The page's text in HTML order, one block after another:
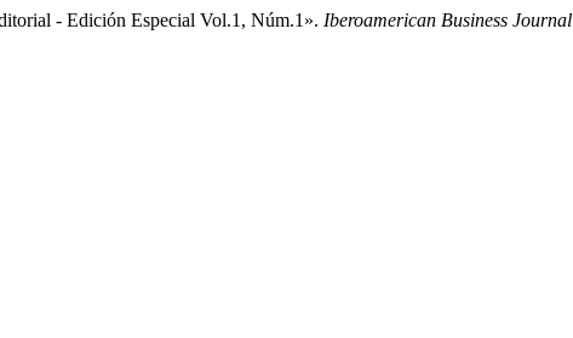
- Edición Especial Vol.1, Núm.1». Iberoamerican Business Journal